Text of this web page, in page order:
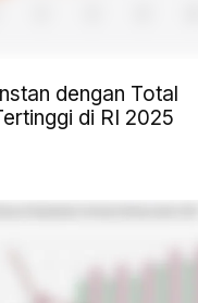
dengan Total
di RI 2025